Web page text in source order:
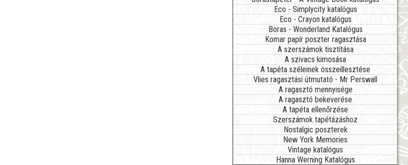
Eco - Simplycity katalógus
Eco - Crayon katalógus
Boras - Wonderland Katalógus
Komar papír poszter ragasztása
A szerszámok tisztítása
A szivacs kimosása
A tapéta széleinek összeillesztése
Vlies ragasztási útmutató - Mr Perswall
A ragasztó mennyisége
A ragasztó bekeverése
A tapéta ellenőrzése
Szerszámok tapétázáshoz
Nostalgic poszterek
New York Memories
Vintage katalógus
Hanna Werning Katalógus